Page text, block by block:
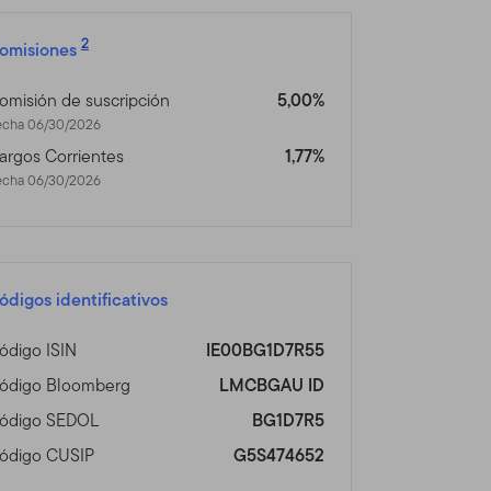
2
de suscripción
06/30/2026
5,00%
Corrientes
06/30/2026
1,77%
identificativos
ISIN
IE00BG1D7R55
Bloomberg
LMCBGAU ID
SEDOL
BG1D7R5
CUSIP
G5S474652
Franklin Templeton
no está dirigido a
disponibles
acción o bono, o
las restricciones de
asesor profesional.
Línea
haya acordado lo
Franklin Templeton
Franklin Templeton que